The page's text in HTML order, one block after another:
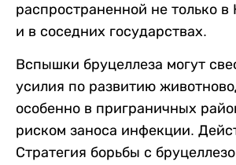
распространенной не только в
и в соседних государствах.
Вспышки бруцеллеза могут
усилия по развитию
особенно в приграничных
риском заноса инфекции.
Стратегия борьбы с